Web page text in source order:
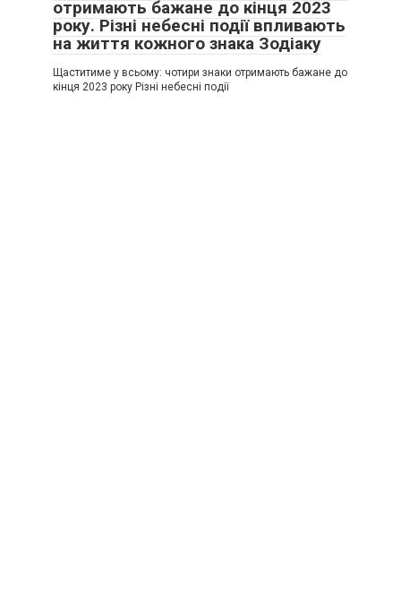
отримають бажане до кінця 2023
року. Різні небесні події впливають
на життя кожного знака Зодіаку
Щаститиме у всьому: чотири знаки отримають бажане до
кінця 2023 року Різні небесні події